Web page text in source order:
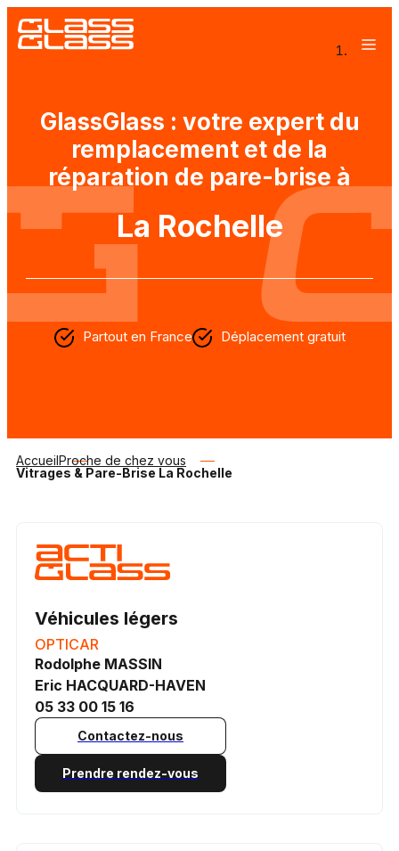
Ateliers mobiles
Offres entreprises
Rejoignez Glass Glass
GlassGlass : votre expert du
remplacement et de la
réparation de pare-brise à
La Rochelle
Partout en France Déplacement gratuit
AccueilProche de chez vous
Vitrages & Pare-Brise La Rochelle
Véhicules légers
OPTICAR
Rodolphe MASSIN
Eric HACQUARD-HAVEN
05 33 00 15 16
Contactez-nous
Prendre rendez-vous